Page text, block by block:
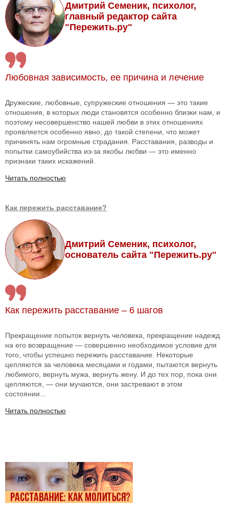
Дмитрий Семеник, психолог,
главный редактор сайта
"Пережить.ру"
Любовная зависимость, ее причина и лечение
Дружеские, любовные, супружеские отношения — это такие
отношения, в которых люди становятся особенно близки нам, и
поэтому несовершенство нашей любви в этих отношениях
проявляется особенно явно, до такой степени, что может
причинять нам огромные страдания. Расставания, разводы и
попытки самоубийства из-за якобы любви — это именно
признаки таких искажений.
Читать полностью
Как пережить расставание?
Дмитрий Семеник, психолог,
основатель сайта "Пережить.ру"
Как пережить расставание – 6 шагов
Прекращение попыток вернуть человека, прекращение надежд
на его возвращение — совершенно необходимое условие для
того, чтобы успешно пережить расставание. Некоторые
цепляются за человека месяцами и годами, пытаются вернуть
любимого, вернуть мужа, вернуть жену. И до тех пор, пока они
цепляются, — они мучаются, они застревают в этом
состоянии...
Читать полностью